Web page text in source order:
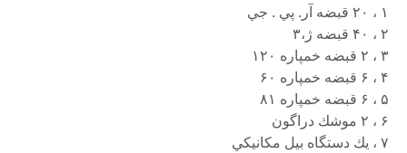
۱ ، ۲۰ قبضه آر. پي . جي
۲ ، ۴۰ قبضه ژ،۳
۳ ، ۲ قبضه خمپاره ۱۲۰
۴ ، ۶ قبضه خمپاره ۶۰
۵ ، ۶ قبضه خمپاره ۸۱
۶ ، ۲ موشك دراگون
۷ ، يك دستگاه بيل مكانيكي